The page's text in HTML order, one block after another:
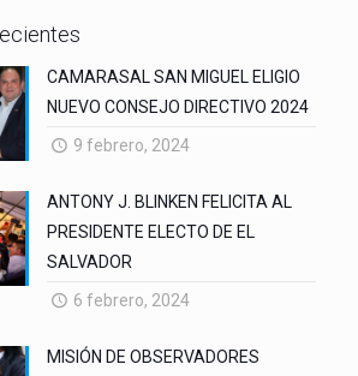
CAMARASAL SAN MIGUEL ELIGIO
NUEVO CONSEJO DIRECTIVO 2024
9 febrero, 2024
ANTONY J. BLINKEN FELICITA AL
PRESIDENTE ELECTO DE EL
SALVADOR
6 febrero, 2024
MISIÓN DE OBSERVADORES